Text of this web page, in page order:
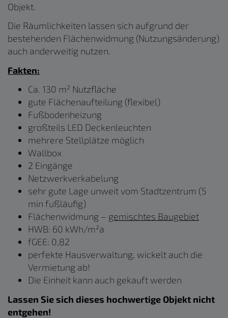
Objekt.
Die Räumlichkeiten lassen sich aufgrund der
bestehenden Flächenwidmung (Nutzungsänderung)
auch anderweitig nutzen.
Fakten:
Ca. 130 m² Nutzfläche
gute Flächenaufteilung (flexibel)
Fußbodenheizung
großteils LED Deckenleuchten
mehrere Stellplätze möglich
Wallbox
2 Eingänge
Netzwerkverkabelung
sehr gute Lage unweit vom Stadtzentrum (5
min fußläufig)
Flächenwidmung – gemischtes Baugebiet
HWB: 60 kWh/m²a
fGEE: 0,82
perfekte Hausverwaltung, wickelt auch die
Vermietung ab!
Die Einheit kann auch gekauft werden
Lassen Sie sich dieses hochwertige Objekt nicht
entgehen!